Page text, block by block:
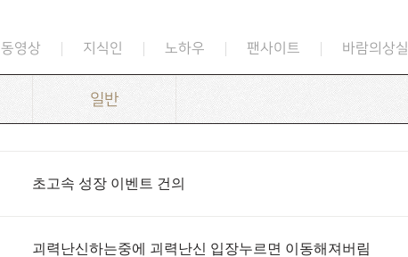
동영상 지식인 노하우 팬사이트 바람의상실
일반
초고속 성장 이벤트 건의
괴력난신하는중에 괴력난신 입장누르면 이동해져버림